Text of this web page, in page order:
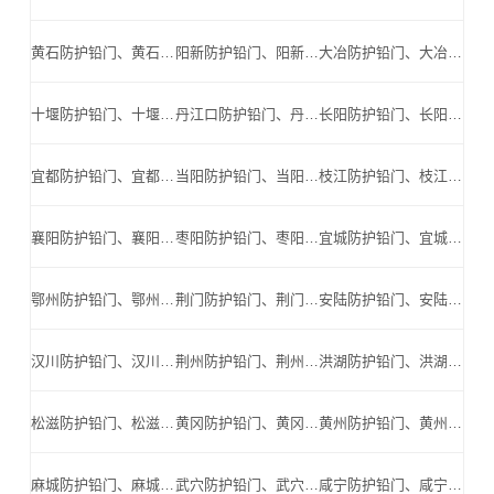
黄石防护铅门、黄石防辐射铅门、黄石医用铅门、黄石手术室铅门、黄石工业探伤铅门_黄石手术室铅门公司 阳新防护铅门、阳新防辐射铅门、阳新医用铅门、阳新手术室铅门、阳新工业探伤铅门_阳新手术室铅门公司 大冶防护铅门、大冶防辐射铅门、大冶医用铅门、大冶手术室铅门、大冶工业探伤铅门_大冶手术室铅门公司
十堰防护铅门、十堰防辐射铅门、十堰医用铅门、十堰手术室铅门、十堰工业探伤铅门_十堰手术室铅门公司 丹江口防护铅门、丹江口防辐射铅门、丹江口医用铅门、丹江口手术室铅门、丹江口工业探伤铅门_丹江口手术室铅门公司 长阳防护铅门、长阳防辐射铅门、长阳医用铅门、长阳手术室铅门、长阳工业探伤铅门_长阳手术室铅门公司
宜都防护铅门、宜都防辐射铅门、宜都医用铅门、宜都手术室铅门、宜都工业探伤铅门_宜都手术室铅门公司 当阳防护铅门、当阳防辐射铅门、当阳医用铅门、当阳手术室铅门、当阳工业探伤铅门_当阳手术室铅门公司 枝江防护铅门、枝江防辐射铅门、枝江医用铅门、枝江手术室铅门、枝江工业探伤铅门_枝江手术室铅门公司
襄阳防护铅门、襄阳防辐射铅门、襄阳医用铅门、襄阳手术室铅门、襄阳工业探伤铅门_襄阳手术室铅门公司 枣阳防护铅门、枣阳防辐射铅门、枣阳医用铅门、枣阳手术室铅门、枣阳工业探伤铅门_枣阳手术室铅门公司 宜城防护铅门、宜城防辐射铅门、宜城医用铅门、宜城手术室铅门、宜城工业探伤铅门_宜城手术室铅门公司
鄂州防护铅门、鄂州防辐射铅门、鄂州医用铅门、鄂州手术室铅门、鄂州工业探伤铅门_鄂州手术室铅门公司 荆门防护铅门、荆门防辐射铅门、荆门医用铅门、荆门手术室铅门、荆门工业探伤铅门_荆门手术室铅门公司 安陆防护铅门、安陆防辐射铅门、安陆医用铅门、安陆手术室铅门、安陆工业探伤铅门_安陆手术室铅门公司
汉川防护铅门、汉川防辐射铅门、汉川医用铅门、汉川手术室铅门、汉川工业探伤铅门_汉川手术室铅门公司 荆州防护铅门、荆州防辐射铅门、荆州医用铅门、荆州手术室铅门、荆州工业探伤铅门_荆州手术室铅门公司 洪湖防护铅门、洪湖防辐射铅门、洪湖医用铅门、洪湖手术室铅门、洪湖工业探伤铅门_洪湖手术室铅门公司
松滋防护铅门、松滋防辐射铅门、松滋医用铅门、松滋手术室铅门、松滋工业探伤铅门_松滋手术室铅门公司 黄冈防护铅门、黄冈防辐射铅门、黄冈医用铅门、黄冈手术室铅门、黄冈工业探伤铅门_黄冈手术室铅门公司 黄州防护铅门、黄州防辐射铅门、黄州医用铅门、黄州手术室铅门、黄州工业探伤铅门_黄州手术室铅门公司
麻城防护铅门、麻城防辐射铅门、麻城医用铅门、麻城手术室铅门、麻城工业探伤铅门_麻城手术室铅门公司 武穴防护铅门、武穴防辐射铅门、武穴医用铅门、武穴手术室铅门、武穴工业探伤铅门_武穴手术室铅门公司 咸宁防护铅门、咸宁防辐射铅门、咸宁医用铅门、咸宁手术室铅门、咸宁工业探伤铅门_咸宁手术室铅门公司